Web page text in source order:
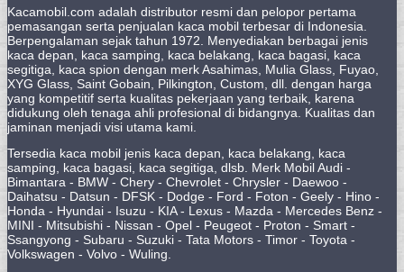
Kacamobil.com adalah distributor resmi dan pelopor pertama
pemasangan serta penjualan kaca mobil terbesar di Indonesia.
Berpengalaman sejak tahun 1972. Menyediakan berbagai jenis
kaca depan, kaca samping, kaca belakang, kaca bagasi, kaca
segitiga, kaca spion dengan merk Asahimas, Mulia Glass, Fuyao,
XYG Glass, Saint Gobain, Pilkington, Custom, dll. dengan harga
yang kompetitif serta kualitas pekerjaan yang terbaik, karena
didukung oleh tenaga ahli profesional di bidangnya. Kualitas dan
jaminan menjadi visi utama kami.
Tersedia kaca mobil jenis kaca depan, kaca belakang, kaca
samping, kaca bagasi, kaca segitiga, dlsb. Merk Mobil Audi -
Bimantara - BMW - Chery - Chevrolet - Chrysler - Daewoo -
Daihatsu - Datsun - DFSK - Dodge - Ford - Foton - Geely - Hino -
Honda - Hyundai - Isuzu - KIA - Lexus - Mazda - Mercedes Benz -
MINI - Mitsubishi - Nissan - Opel - Peugeot - Proton - Smart -
Ssangyong - Subaru - Suzuki - Tata Motors - Timor - Toyota -
Volkswagen - Volvo - Wuling.